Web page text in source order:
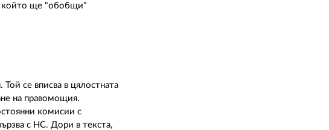
който ще "обобщи"
се вписва в цялостната
на правомощия.
комисии с
с НС. Дори в текста,